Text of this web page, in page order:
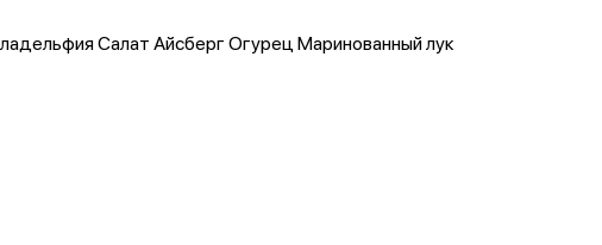
Салат Айсберг Огурец Маринованный лук